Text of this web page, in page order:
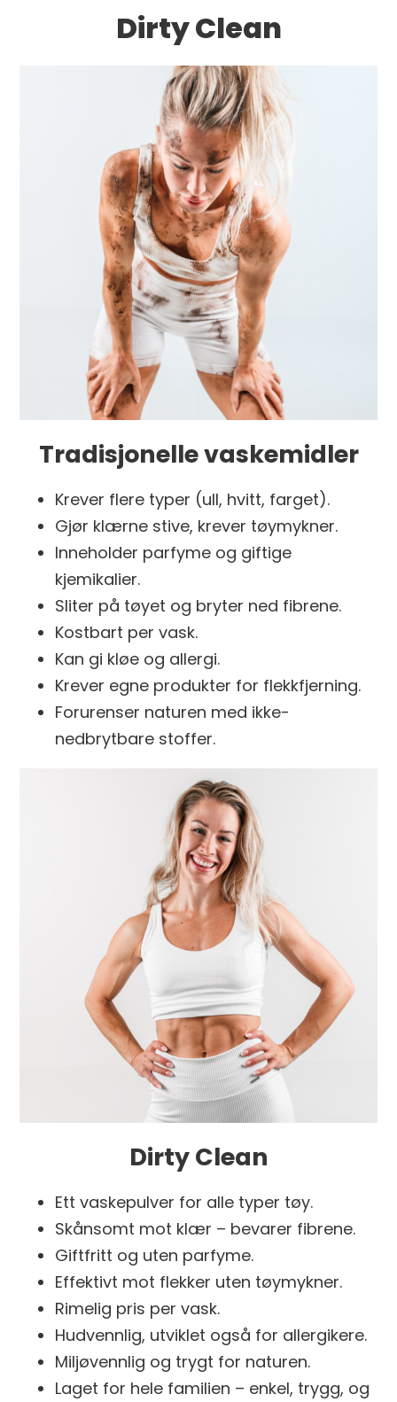
Dirty Clean
Tradisjonelle vaskemidler
Krever flere typer (ull, hvitt, farget).
Gjør klærne stive, krever tøymykner.
Inneholder parfyme og giftige
kjemikalier.
Sliter på tøyet og bryter ned fibrene.
Kostbart per vask.
Kan gi kløe og allergi.
Krever egne produkter for flekkfjerning.
Forurenser naturen med ikke-
nedbrytbare stoffer.
Dirty Clean
Ett vaskepulver for alle typer tøy.
Skånsomt mot klær – bevarer fibrene.
Giftfritt og uten parfyme.
Effektivt mot flekker uten tøymykner.
Rimelig pris per vask.
Hudvennlig, utviklet også for allergikere.
Miljøvennlig og trygt for naturen.
Laget for hele familien – enkel, trygg, og